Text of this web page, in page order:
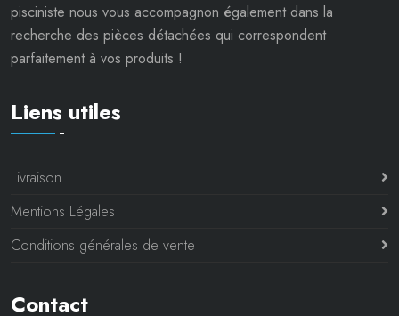
pisciniste nous vous accompagnon également dans la
recherche des pièces détachées qui correspondent
parfaitement à vos produits !
Liens utiles
Livraison
Mentions Légales
Conditions générales de vente
Contact